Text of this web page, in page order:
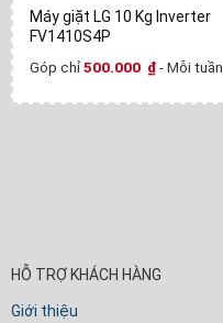
Máy giặt LG 10 Kg Inverter
FV1410S4P
Góp chỉ500.000 ₫- Mỗi tuần
HỖ TRỢ KHÁCH HÀNG
Giới thiệu